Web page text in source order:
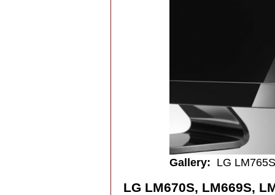
Gallery: LG LM765S
LG LM670S, LM669S,